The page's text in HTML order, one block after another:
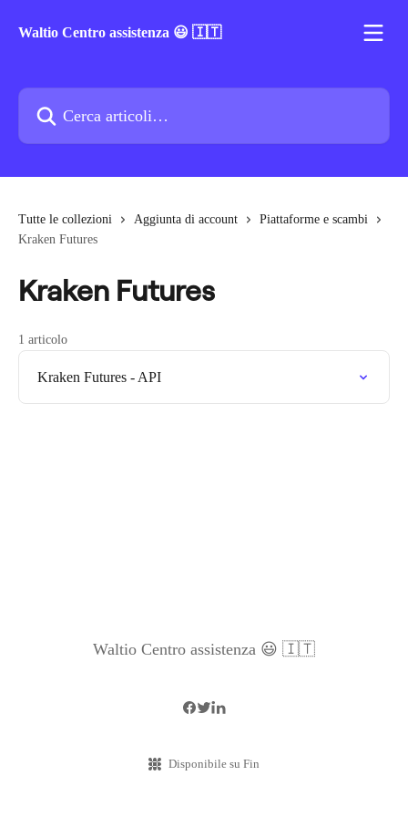
Waltio Centro assistenza 😃 🇮🇹
Cerca articoli…
Tutte le collezioni Aggiunta di account
Piattaforme e scambi
Kraken Futures
Kraken Futures
1 articolo
Kraken Futures - API
Waltio Centro assistenza 😃 🇮🇹
Disponibile su Fin